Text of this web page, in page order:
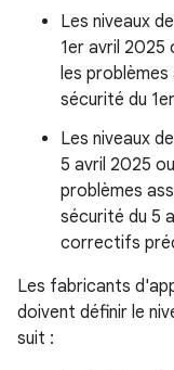
Les niveaux
1er avril 2025
les
sécurité du
Les niveaux
5 avril 2025
problèmes
sécurité du 5
correctifs
Les fabricants
doivent définir le
suit :